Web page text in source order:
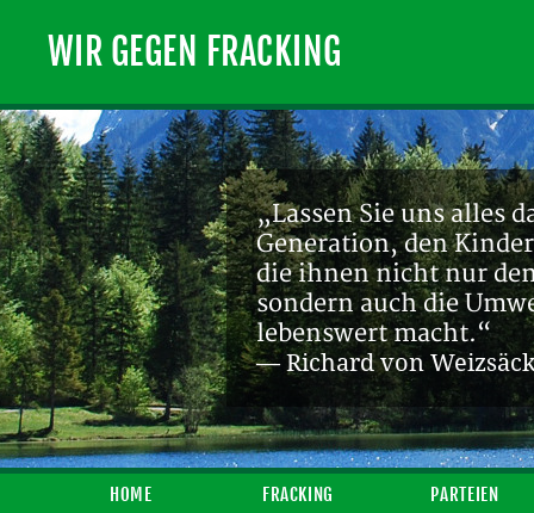
WIR GEGEN FRACKING
„Lassen Sie uns alles
Generation, den
die ihnen nicht nur
sondern auch die
lebenswert macht.“
— Richard von
HOME FRACKING PARTEIEN